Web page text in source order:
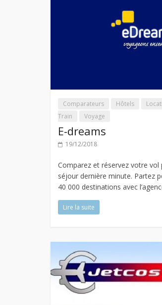
Comparateurs Hôtels
Train
Voyage
E-dreams
19/12/2018
Comparez et réservez votre vol
séjour dernière minute. Partez
40 000 destinations avec
Lire la suite